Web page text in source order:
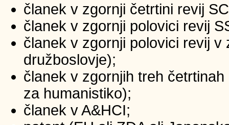
članek v zgornji četrtini revij
članek v zgornji polovici revij
članek v zgornji polovici revij
družboslovje);
članek v zgornjih treh
za humanistiko);
članek v A&HCI;